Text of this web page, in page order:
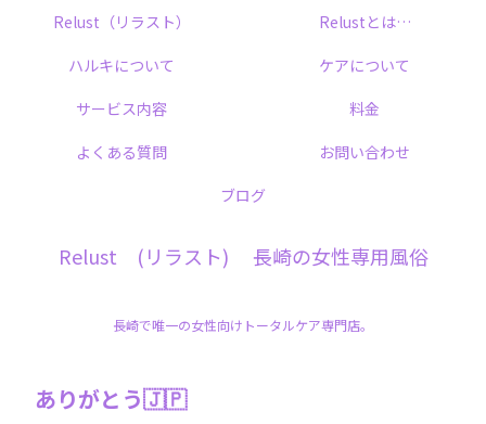
Relust (リラスト) 長崎の女性専用風俗
長崎で唯一の女性向けトータルケア専門店。
Relust（リラスト）
Relustとは…
ハルキについて
ケアについて
サービス内容
料金
よくある質問
お問い合わせ
ブログ
ありがとう🇯🇵